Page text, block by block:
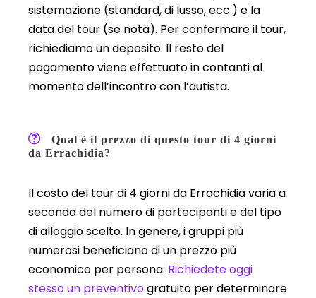
sistemazione (standard, di lusso, ecc.) e la
data del tour (se nota). Per confermare il tour,
richiediamo un deposito. Il resto del
pagamento viene effettuato in contanti al
momento dell’incontro con l’autista.
Qual è il prezzo di questo tour di 4 giorni
da Errachidia?
Il costo del tour di 4 giorni da Errachidia varia a
seconda del numero di partecipanti e del tipo
di alloggio scelto. In genere, i gruppi più
numerosi beneficiano di un prezzo più
economico per persona. Richiedete oggi
stesso un preventivogratuito per determinare